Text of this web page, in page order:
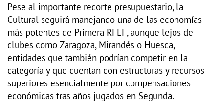
Pese al importante recorte presupuestario, la
Cultural seguirá manejando una de las economías
más potentes de Primera RFEF, aunque lejos de
clubes como Zaragoza, Mirandés o Huesca,
entidades que también podrían competir en la
categoría y que cuentan con estructuras y recursos
superiores esencialmente por compensaciones
económicas tras años jugados en Segunda.